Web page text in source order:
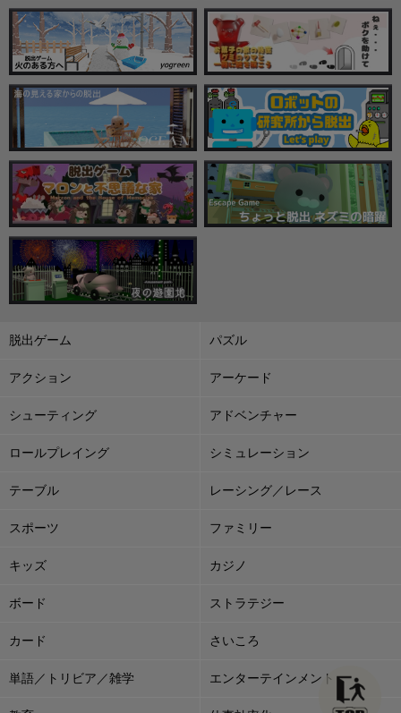
脱出ゲーム パズル
アクション アーケード
シューティング アドベンチャー
ロールプレイング シミュレーション
テーブル レーシング／レース
スポーツ ファミリー
キッズ カジノ
ボード ストラテジー
カード さいころ
単語／トリビア／雑学 エンターテインメント